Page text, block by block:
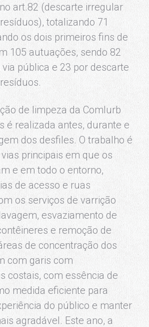
art.82 (descarte irregular
totalizando 71
os dois primeiros fins de
105 autuações, sendo 82
pública e 23 por descarte
de limpeza da Comlurb
é realizada antes, durante e
dos desfiles. O trabalho é
principais em que os
e em todo o entorno,
de acesso e ruas
os serviços de varrição
esvaziamento de
e remoção de
de concentração dos
com garis com
costais, com essência de
medida eficiente para
do público e manter
agradável. Este ano, a